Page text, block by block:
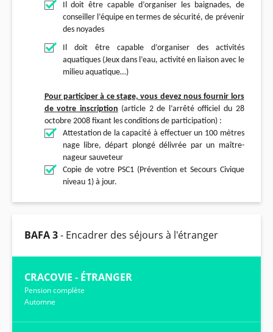
Il doit être capable d’organiser les baignades, de
conseiller l’équipe en termes de sécurité, de prévenir
des noyades
Il doit être capable d’organiser des activités
aquatiques (Jeux dans l’eau, activité en liaison avec le
milieu aquatique…)
Pour participer à ce stage, vous devez nous fournir lors
de votre inscription (article 2 de l’arrêté officiel du 28
octobre 2008 fixant les conditions de participation) :
Attestation de la capacité à effectuer un 100 mètres
nage libre, départ plongé délivrée par un maître-
nageur sauveteur
Copie de votre PSC1 (Prévention et Secours Civique
niveau 1) à jour.
BAFA 3- Encadrer des séjours à l'étranger
CRACOVIE - ÉTRANGER
Pension complète
Automne